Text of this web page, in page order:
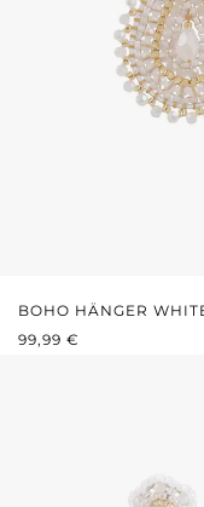
BOHO HÄNGER
REGULÄRER
99,99 €